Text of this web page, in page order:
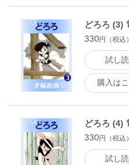
どろろ (3)
330円（税込）
試し
購入は
どろろ (4)
330円（税込）
試し